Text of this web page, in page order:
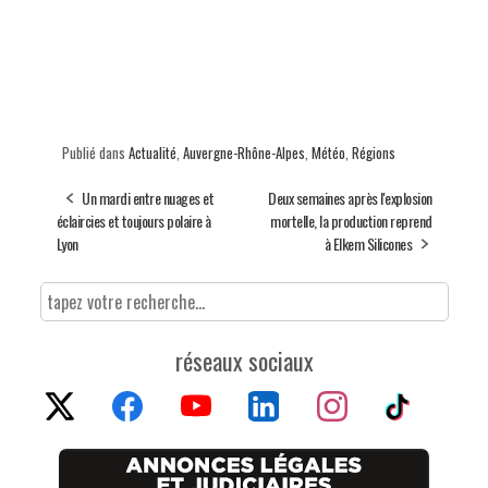
Publié dans Actualité, Auvergne-Rhône-Alpes, Météo, Régions
Un mardi entre nuages et
éclaircies et toujours polaire à
Lyon
Deux semaines après l'explosion
mortelle, la production reprend
à Elkem Silicones
réseaux sociaux